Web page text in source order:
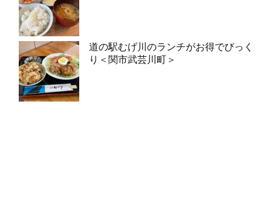
道の駅むげ川のランチがお得でびっく
り＜関市武芸川町＞